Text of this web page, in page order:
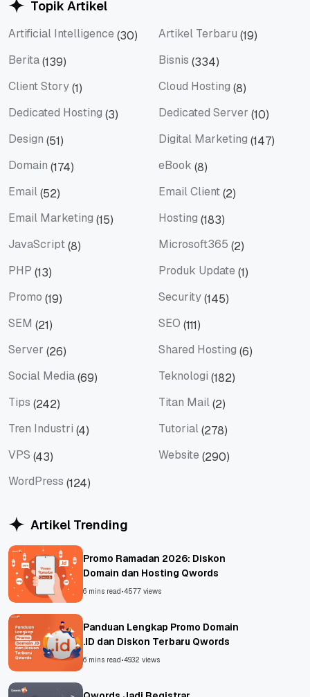
Topik Artikel
Artificial Intelligence (30) Artikel Terbaru (19)
Berita(139) Bisnis (334)
Client Story(1) Cloud Hosting (8)
Dedicated Hosting (3) Dedicated Server (10)
Design (51) Digital Marketing (147)
Domain (174) eBook (8)
Email(52) Email Client(2)
Email Marketing (15) Hosting (183)
JavaScript(8) Microsoft365 (2)
PHP (13) Produk Update (1)
Promo (19) Security(145)
SEM (21) SEO (111)
Server (26) Shared Hosting (6)
Social Media(69) Teknologi (182)
Tips (242) Titan Mail(2)
Tren Industri (4) Tutorial(278)
VPS (43) Website (290)
WordPress (124)
Artikel Trending
Promo Ramadan 2026: Diskon
Domain dan Hosting Qwords
6 mins read•4577 views
Panduan Lengkap Promo Domain
.ID dan Diskon Terbaru Qwords
6 mins read•4932 views